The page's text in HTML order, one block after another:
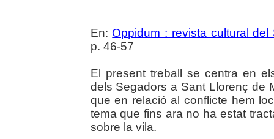
En: Oppidum : revista cultural del
p. 46-57
El present treball se centra en
dels Segadors a Sant Llorenç de
que en relació al conflicte hem
tema que fins ara no ha estat
sobre la vila.